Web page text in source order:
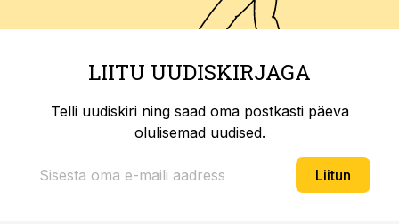
LIITU UUDISKIRJAGA
Telli uudiskiri ning saad oma postkasti päeva
olulisemad uudised.
Liitun